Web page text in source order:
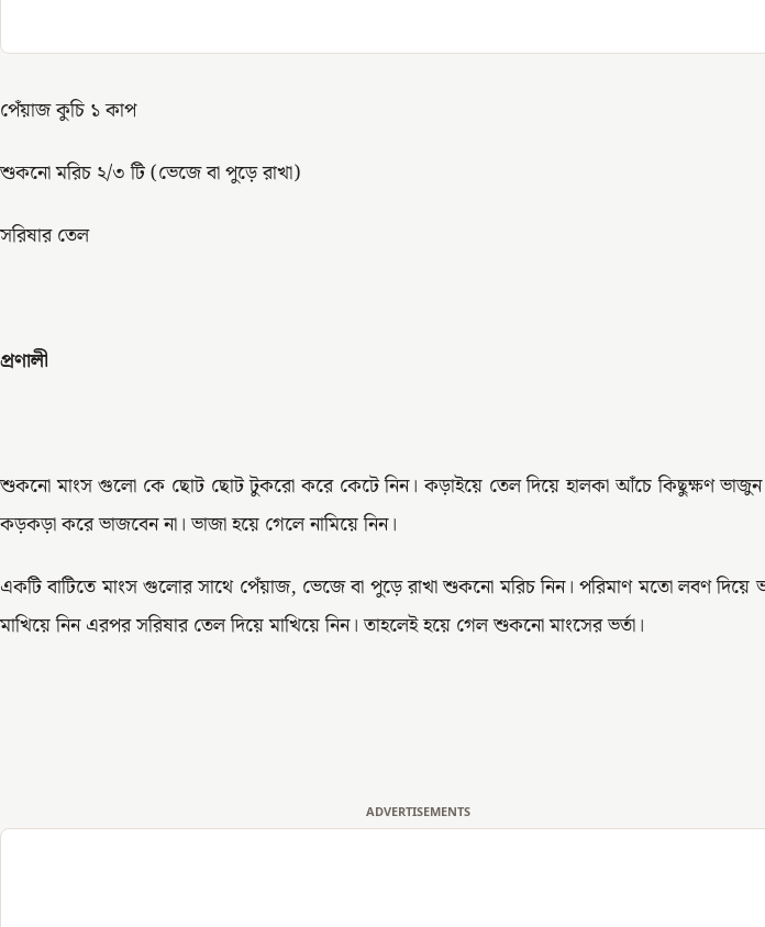
পেঁয়াজ কুচি ১ কাপ
শুকনো মরিচ ২/৩ টি (ভেজে বা পুড়ে রাখা)
সরিষার তেল
প্রণালী
শুকনো মাংস গুলো কে ছোট ছোট টুকরো করে কেটে নিন। কড়াইয়ে তেল দিয়ে হালকা আঁচে কিছুক্ষণ ভাজুন
কড়কড়া করে ভাজবেন না। ভাজা হয়ে গেলে নামিয়ে নিন।
একটি বাটিতে মাংস গুলোর সাথে পেঁয়াজ, ভেজে বা পুড়ে রাখা শুকনো মরিচ নিন। পরিমাণ মতো লবণ দিয়ে
মাখিয়ে নিন এরপর সরিষার তেল দিয়ে মাখিয়ে নিন। তাহলেই হয়ে গেল শুকনো মাংসের ভর্তা।
ADVERTISEMENTS